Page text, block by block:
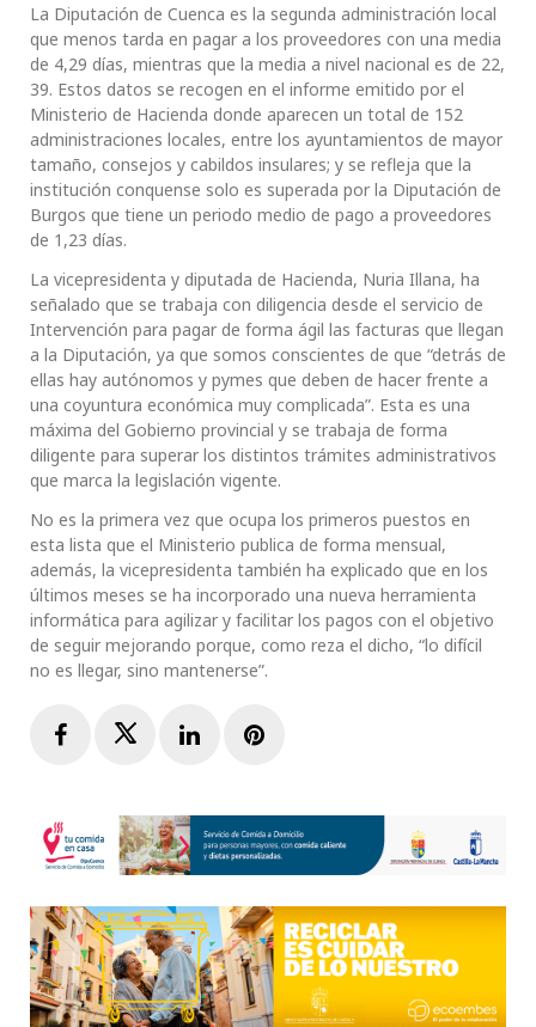
La Diputación de Cuenca es la segunda administración local
que menos tarda en pagar a los proveedores con una media
de 4,29 días, mientras que la media a nivel nacional es de 22,
39. Estos datos se recogen en el informe emitido por el
Ministerio de Hacienda donde aparecen un total de 152
administraciones locales, entre los ayuntamientos de mayor
tamaño, consejos y cabildos insulares; y se refleja que la
institución conquense solo es superada por la Diputación de
Burgos que tiene un periodo medio de pago a proveedores
de 1,23 días.
La vicepresidenta y diputada de Hacienda, Nuria Illana, ha
señalado que se trabaja con diligencia desde el servicio de
Intervención para pagar de forma ágil las facturas que llegan
a la Diputación, ya que somos conscientes de que “detrás de
ellas hay autónomos y pymes que deben de hacer frente a
una coyuntura económica muy complicada”. Esta es una
máxima del Gobierno provincial y se trabaja de forma
diligente para superar los distintos trámites administrativos
que marca la legislación vigente.
No es la primera vez que ocupa los primeros puestos en
esta lista que el Ministerio publica de forma mensual,
además, la vicepresidenta también ha explicado que en los
últimos meses se ha incorporado una nueva herramienta
informática para agilizar y facilitar los pagos con el objetivo
de seguir mejorando porque, como reza el dicho, “lo difícil
no es llegar, sino mantenerse”.
FacebookTwitterLinkedInPinterest